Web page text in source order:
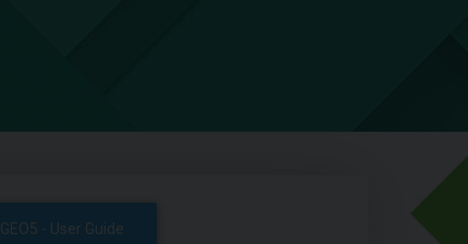
GEO5 - User Guide